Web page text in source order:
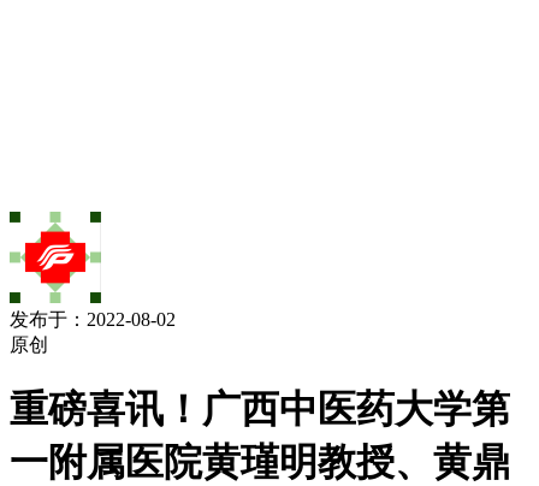
发布于：2022-08-02
原创
重磅喜讯！广西中医药大学第
一附属医院黄瑾明教授、黄鼎